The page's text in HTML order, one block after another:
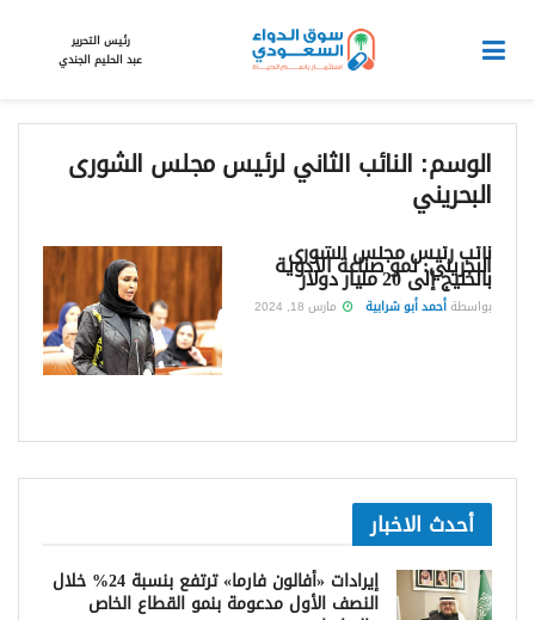
رئيس التحرير
عبد الحليم الجندي
الوسم: النائب الثاني لرئيس مجلس الشورى
البحريني
نائب رئيس مجلس الشورى
البحريني: نمو صناعة الأدوية
بالخليج إلى 20 مليار دولار
بواسطةأحمد أبو شرابية مارس 18, 2024
أحدث الاخبار
إيرادات «أفالون فارما» ترتفع بنسبة 24% خلال
النصف الأول مدعومة بنمو القطاع الخاص